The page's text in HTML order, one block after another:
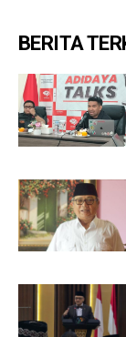
BERITA